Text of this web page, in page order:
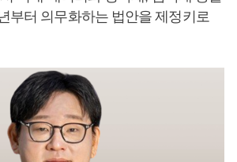
부터 의무화하는 법안을 제정키로